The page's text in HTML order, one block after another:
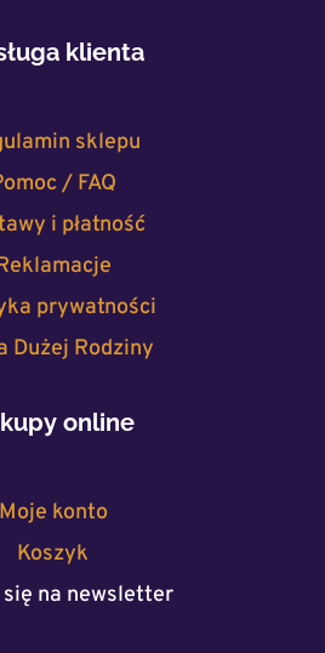
klienta
sklepu
/ FAQ
i płatność
prywatności
Dużej Rodziny
online
Moje konto
Koszyk
na newsletter